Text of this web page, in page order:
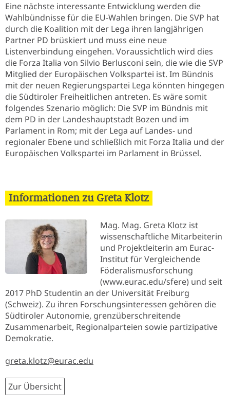
Eine nächste interessante Entwicklung werden die
Wahlbündnisse für die EU-Wahlen bringen. Die SVP hat
durch die Koalition mit der Lega ihren langjährigen
Partner PD brüskiert und muss eine neue
Listenverbindung eingehen. Voraussichtlich wird dies
die Forza Italia von Silvio Berlusconi sein, die wie die SVP
Mitglied der Europäischen Volkspartei ist. Im Bündnis
mit der neuen Regierungspartei Lega könnten hingegen
die Südtiroler Freiheitlichen antreten. Es wäre somit
folgendes Szenario möglich: Die SVP im Bündnis mit
dem PD in der Landeshauptstadt Bozen und im
Parlament in Rom; mit der Lega auf Landes- und
regionaler Ebene und schließlich mit Forza Italia und der
Europäischen Volkspartei im Parlament in Brüssel.
Informationen zu Greta Klotz
Mag. Mag. Greta Klotz ist
wissenschaftliche Mitarbeiterin
und Projektleiterin am Eurac-
Institut für Vergleichende
Föderalismusforschung
(www.eurac.edu/sfere) und seit
2017 PhD Studentin an der Universität Freiburg
(Schweiz). Zu ihren Forschungsinteressen gehören die
Südtiroler Autonomie, grenzüberschreitende
Zusammenarbeit, Regionalparteien sowie partizipative
Demokratie.
greta.klotz@eurac.edu
Zur Übersicht